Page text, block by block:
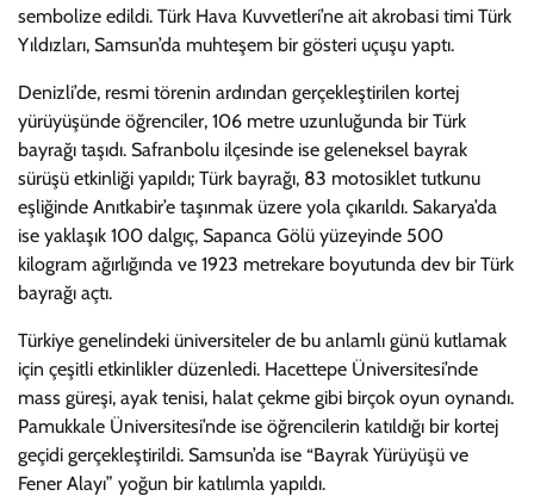
sembolize edildi. Türk Hava Kuvvetleri’ne ait akrobasi timi Türk
Yıldızları, Samsun’da muhteşem bir gösteri uçuşu yaptı.
Denizli’de, resmi törenin ardından gerçekleştirilen kortej
yürüyüşünde öğrenciler, 106 metre uzunluğunda bir Türk
bayrağı taşıdı. Safranbolu ilçesinde ise geleneksel bayrak
sürüşü etkinliği yapıldı; Türk bayrağı, 83 motosiklet tutkunu
eşliğinde Anıtkabir’e taşınmak üzere yola çıkarıldı. Sakarya’da
ise yaklaşık 100 dalgıç, Sapanca Gölü yüzeyinde 500
kilogram ağırlığında ve 1923 metrekare boyutunda dev bir Türk
bayrağı açtı.
Türkiye genelindeki üniversiteler de bu anlamlı günü kutlamak
için çeşitli etkinlikler düzenledi. Hacettepe Üniversitesi’nde
mass güreşi, ayak tenisi, halat çekme gibi birçok oyun oynandı.
Pamukkale Üniversitesi’nde ise öğrencilerin katıldığı bir kortej
geçidi gerçekleştirildi. Samsun’da ise “Bayrak Yürüyüşü ve
Fener Alayı” yoğun bir katılımla yapıldı.